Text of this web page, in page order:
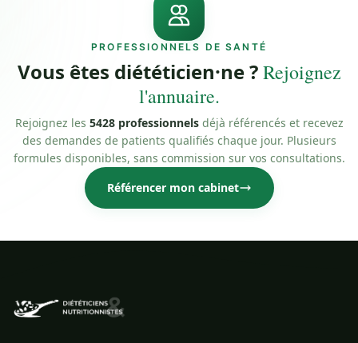
PROFESSIONNELS DE SANTÉ
Vous êtes diététicien·ne ?Rejoignez
l'annuaire.
Rejoignez les 5428 professionnelsdéjà référencés et recevez
des demandes de patients qualifiés chaque jour. Plusieurs
formules disponibles, sans commission sur vos consultations.
Référencer mon cabinet